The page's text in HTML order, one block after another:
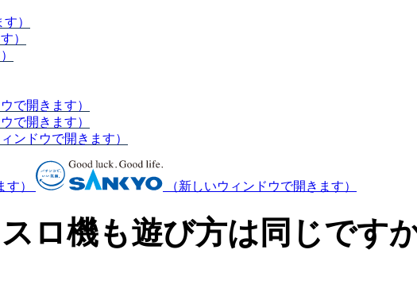
）
）
で開きます）
で開きます）
ンドウで開きます）
） （新しいウィンドウで開きます）
ロ機も遊び方は同じです